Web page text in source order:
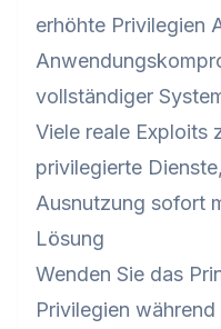
erhöhte Privilegien
vollständiger
Viele reale Exploits
privilegierte
Ausnutzung sofort
Lösung
Wenden Sie das
Privilegien